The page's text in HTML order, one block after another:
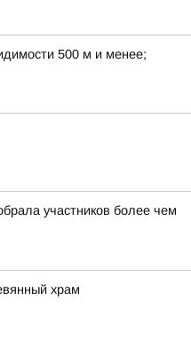
500 м и менее;
участников более чем
храм